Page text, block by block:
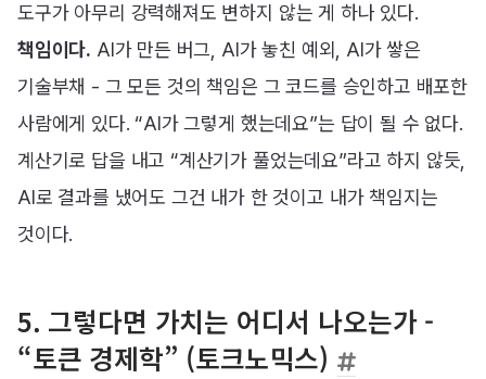
도구가 아무리 강력해져도 변하지 않는 게 하나 있다.
책임이다. AI가 만든 버그, AI가 놓친 예외, AI가 쌓은
기술부채 - 그 모든 것의 책임은 그 코드를 승인하고 배포한
사람에게 있다. “AI가 그렇게 했는데요”는 답이 될 수 없다.
계산기로 답을 내고 “계산기가 풀었는데요”라고 하지 않듯,
AI로 결과를 냈어도 그건 내가 한 것이고 내가 책임지는
것이다.
5. 그렇다면 가치는 어디서 나오는가 -
“토큰 경제학” (토크노믹스)